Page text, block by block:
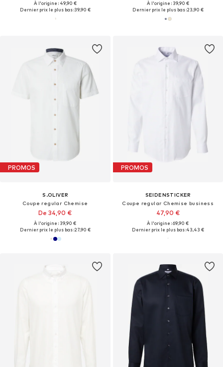
À l'origine : 49,90 €
Dernier prix le plus bas :39,90 €
À l'origine : 39,90 €
Dernier prix le plus bas :23,90 €
PROMOS
S.OLIVER
Coupe regular Chemise
De 34,90 €
À l'origine : 39,90 €
Dernier prix le plus bas :27,90 €
PROMOS
SEIDENSTICKER
Coupe regular Chemise business
47,90 €
À l'origine : 69,90 €
Dernier prix le plus bas :43,43 €